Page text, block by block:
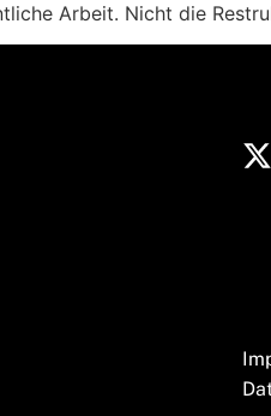
Arbeit. Nicht die